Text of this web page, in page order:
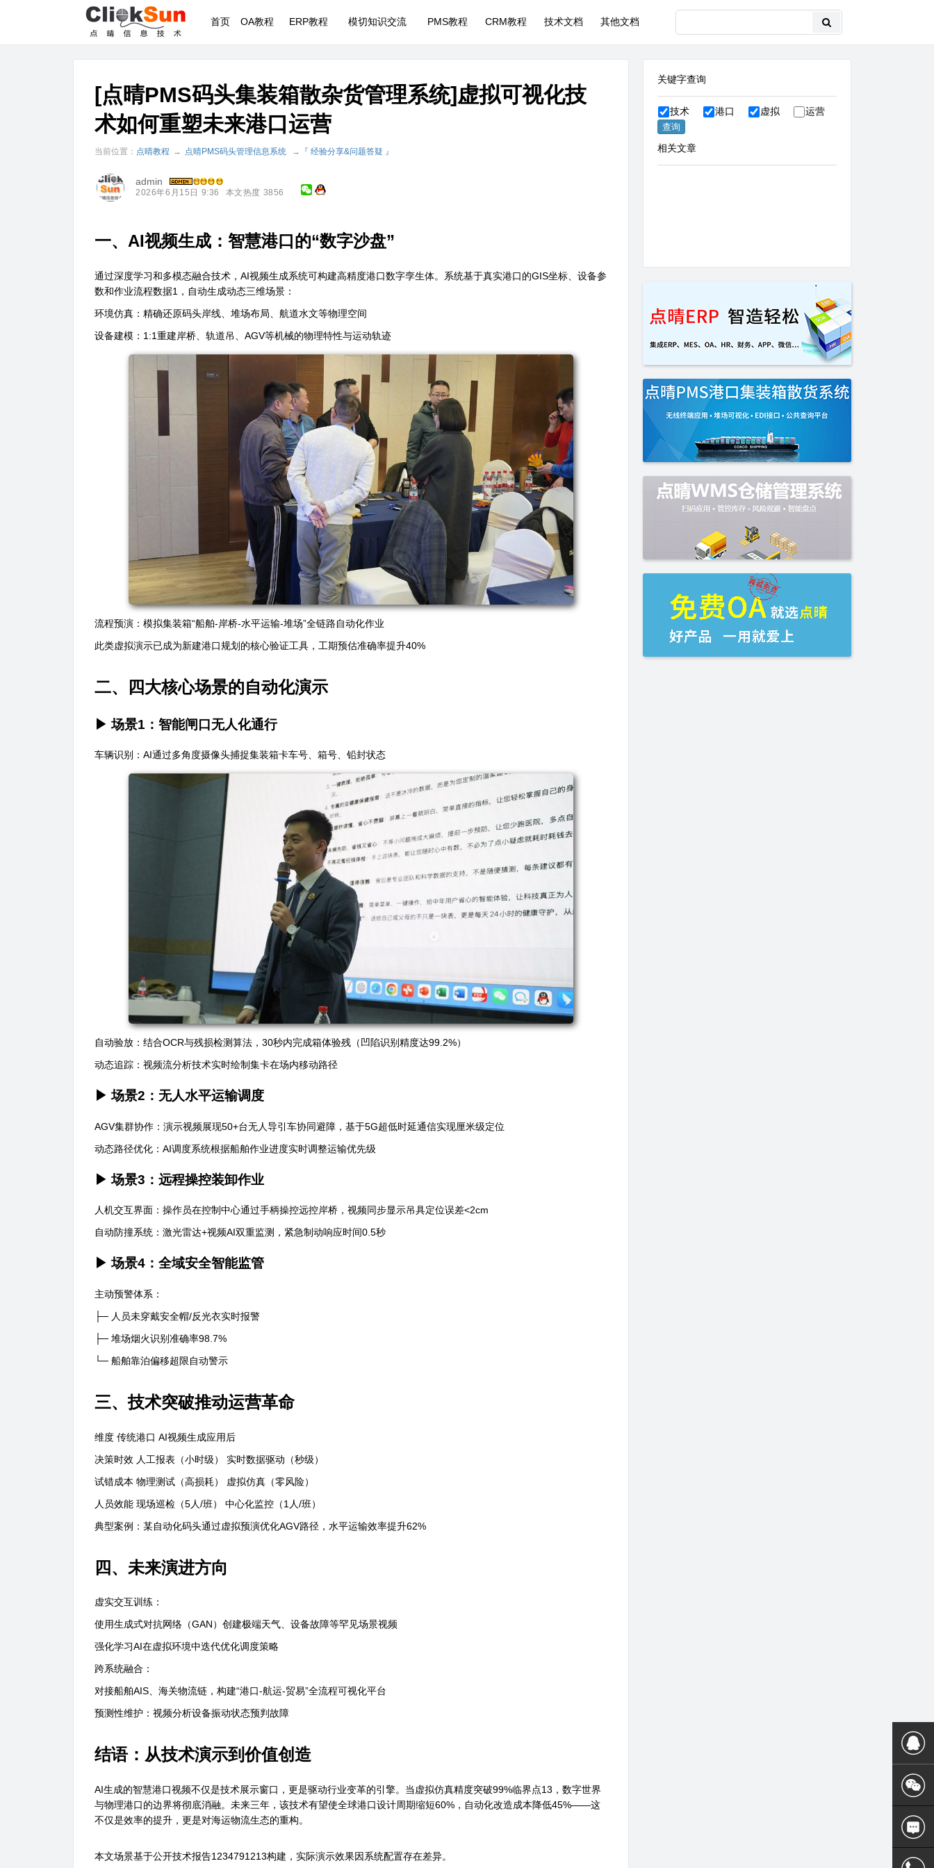
首页 OA教程 ERP教程 模切知识交流 PMS教程 CRM教程 技术文档 其他文档
[点晴PMS码头集装箱散杂货管理系统]虚拟可视化技
术如何重塑未来港口运营
当前位置： 点晴教程 → 点晴PMS码头管理信息系统 → 『 经验分享&问题答疑 』
admin
2026年6月15日 9:36 本文热度 3856
​一、AI视频生成：智慧港口的“数字沙盘”
通过深度学习和多模态融合技术，AI视频生成系统可构建高精度港口数字孪生体。系统基于真实港口的GIS坐标、设备参
数和作业流程数据1，自动生成动态三维场景：
环境仿真：精确还原码头岸线、堆场布局、航道水文等物理空间
设备建模：1:1重建岸桥、轨道吊、AGV等机械的物理特性与运动轨迹
流程预演：模拟集装箱“船舶-岸桥-水平运输-堆场”全链路自动化作业
此类虚拟演示已成为新建港口规划的核心验证工具，工期预估准确率提升40%
二、四大核心场景的自动化演示
▶ 场景1：智能闸口无人化通行
车辆识别：AI通过多角度摄像头捕捉集装箱卡车号、箱号、铅封状态
自动验放：结合OCR与残损检测算法，30秒内完成箱体验残（凹陷识别精度达99.2%）
动态追踪：视频流分析技术实时绘制集卡在场内移动路径
▶ 场景2：无人水平运输调度
AGV集群协作：演示视频展现50+台无人导引车协同避障，基于5G超低时延通信实现厘米级定位
动态路径优化：AI调度系统根据船舶作业进度实时调整运输优先级
▶ 场景3：远程操控装卸作业
人机交互界面：操作员在控制中心通过手柄操控远控岸桥，视频同步显示吊具定位误差<2cm
自动防撞系统：激光雷达+视频AI双重监测，紧急制动响应时间0.5秒
▶ 场景4：全域安全智能监管
主动预警体系：
├─ 人员未穿戴安全帽/反光衣实时报警
├─ 堆场烟火识别准确率98.7%
└─ 船舶靠泊偏移超限自动警示
三、技术突破推动运营革命
维度 传统港口 AI视频生成应用后
决策时效 人工报表（小时级） 实时数据驱动（秒级）
试错成本 物理测试（高损耗） 虚拟仿真（零风险）
人员效能 现场巡检（5人/班） 中心化监控（1人/班）
典型案例：某自动化码头通过虚拟预演优化AGV路径，水平运输效率提升62%
四、未来演进方向
虚实交互训练：
使用生成式对抗网络（GAN）创建极端天气、设备故障等罕见场景视频
强化学习AI在虚拟环境中迭代优化调度策略
跨系统融合：
对接船舶AIS、海关物流链，构建“港口-航运-贸易”全流程可视化平台
预测性维护：视频分析设备振动状态预判故障
结语：从技术演示到价值创造
AI生成的智慧港口视频不仅是技术展示窗口，更是驱动行业变革的引擎。当虚拟仿真精度突破99%临界点13，数字世界
与物理港口的边界将彻底消融。未来三年，该技术有望使全球港口设计周期缩短60%，自动化改造成本降低45%——这
不仅是效率的提升，更是对海运物流生态的重构。
本文场景基于公开技术报告1234791213构建，实际演示效果因系统配置存在差异。
关键字查询
技术 港口 虚拟 运营
相关文章